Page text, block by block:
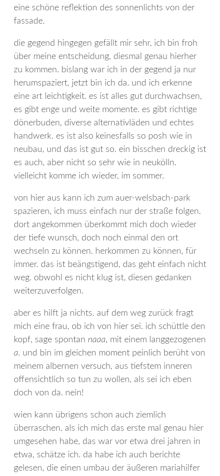
eine schöne reflektion des sonnenlichts von der
fassade.
die gegend hingegen gefällt mir sehr, ich bin froh
über meine entscheidung, diesmal genau hierher
zu kommen. bislang war ich in der gegend ja nur
herumspaziert, jetzt bin ich da. und ich erkenne
eine art leichtigkeit. es ist alles gut durchwachsen,
es gibt enge und weite momente. es gibt richtige
dönerbuden, diverse alternativläden und echtes
handwerk. es ist also keinesfalls so posh wie in
neubau, und das ist gut so. ein bisschen dreckig ist
es auch, aber nicht so sehr wie in neukölln.
vielleicht komme ich wieder, im sommer.
von hier aus kann ich zum auer-welsbach-park
spazieren, ich muss einfach nur der straße folgen.
dort angekommen überkommt mich doch wieder
der tiefe wunsch, doch noch einmal den ort
wechseln zu können. herkommen zu können, für
immer. das ist beängstigend, das geht einfach nicht
weg. obwohl es nicht klug ist, diesen gedanken
weiterzuverfolgen.
aber es hilft ja nichts. auf dem weg zurück fragt
mich eine frau, ob ich von hier sei. ich schüttle den
kopf, sage spontan naaa, mit einem langgezogenen
a. und bin im gleichen moment peinlich berüht von
meinem albernen versuch, aus tiefstem inneren
offensichtlich so tun zu wollen, als sei ich eben
doch von da. nein!
wien kann übrigens schon auch ziemlich
überraschen. als ich mich das erste mal genau hier
umgesehen habe, das war vor etwa drei jahren in
etwa, schätze ich. da habe ich auch berichte
gelesen, die einen umbau der äußeren mariahilfer